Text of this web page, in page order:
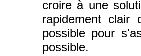
croire à une
rapidement clair
possible pour
possible.